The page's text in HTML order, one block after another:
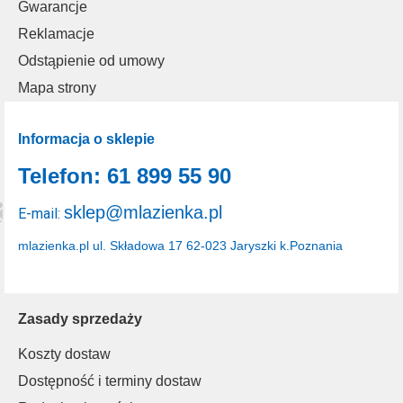
Gwarancje
Reklamacje
Odstąpienie od umowy
Mapa strony
Zasady sprzedaży
Koszty dostaw
Dostępność i terminy dostaw
Informacja o sklepie
mlazienka.pl ul. Składowa 17 62-023 Jaryszki k.Poznania
Telefon: 61 899 55 90
E-mail: sklep@mlazienka.pl